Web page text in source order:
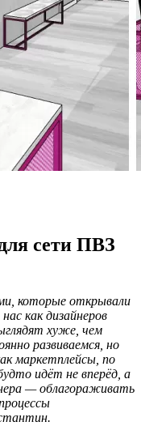
сети ПВЗ
которые открывали
как дизайнеров
хуже, чем
развиваемся, но
маркетплейсы, по
идёт не вперёд, а
— облагораживать